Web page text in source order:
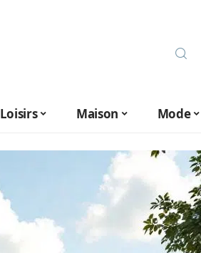
Loisirs Maison Mode